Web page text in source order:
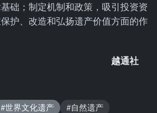
础；制定机制和政策，吸引投资资
护、改造和弘扬遗产价值方面的作
越通社
#世界文化遗产 #自然遗产